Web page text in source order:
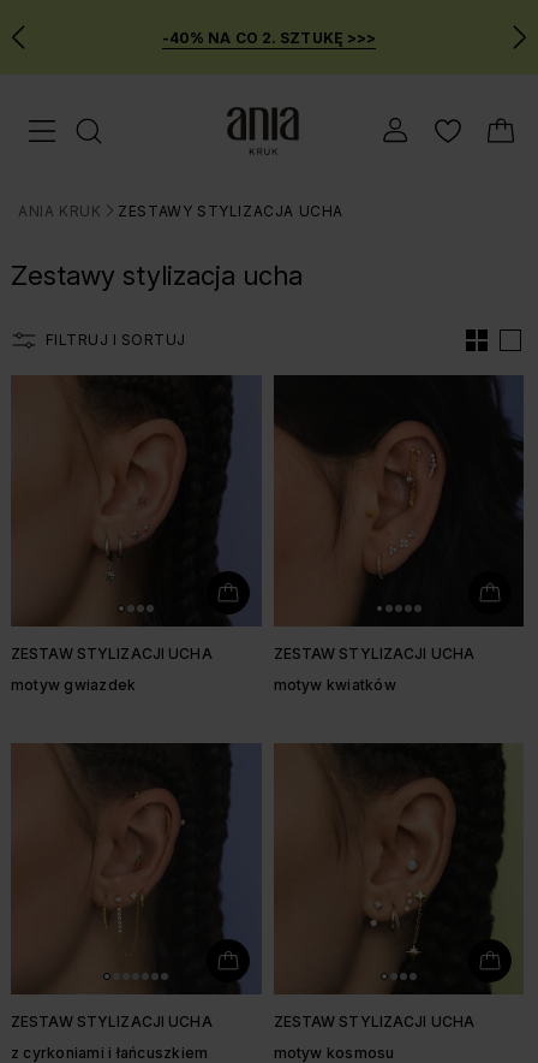
Przejdź
do
FILTRÓW
MENU
-40% NA CO 2. SZTUKĘ >>>
Menu mobilne
ANIA KRUK
>
ZESTAWY STYLIZACJA UCHA
Zestawy stylizacja ucha
FILTRUJ I SORTUJ
ZESTAW STYLIZACJI UCHA
motyw gwiazdek
ZESTAW STYLIZACJI UCHA
motyw kwiatków
ZESTAW STYLIZACJI UCHA
z cyrkoniami i łańcuszkiem
ZESTAW STYLIZACJI UCHA
motyw kosmosu